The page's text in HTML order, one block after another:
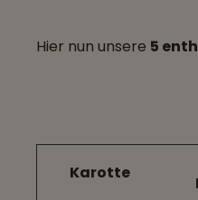
Hier nun unsere 5
Karotte